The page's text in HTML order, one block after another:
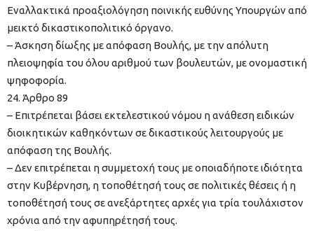
Εναλλακτικά προαξιολόγηση ποινικής ευθύνης Υπουργών από
μεικτό δικαστικοπολιτικό όργανο.
– Άσκηση δίωξης με απόφαση Βουλής, με την απόλυτη
πλειοψηφία του όλου αριθμού των βουλευτών, με ονομαστική
ψηφοφορία.
24. Άρθρο 89
– Επιτρέπεται βάσει εκτελεστικού νόμου η ανάθεση ειδικών
διοικητικών καθηκόντων σε δικαστικούς λειτουργούς με
απόφαση της Βουλής.
– Δεν επιτρέπεται η συμμετοχή τους με οποιαδήποτε ιδιότητα
στην Κυβέρνηση, η τοποθέτησή τους σε πολιτικές θέσεις ή η
τοποθέτησή τους σε ανεξάρτητες αρχές για τρία τουλάχιστον
χρόνια από την αφυπηρέτησή τους.